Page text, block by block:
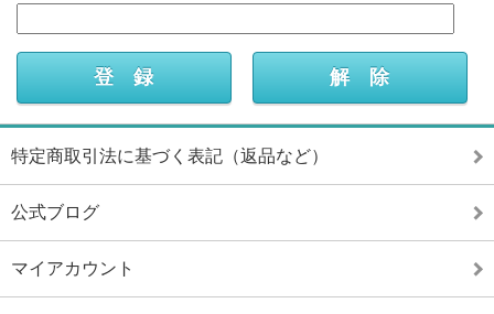
特定商取引法に基づく表記（返品など）
公式ブログ
マイアカウント